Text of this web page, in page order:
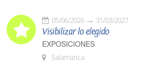
05/06/2026 31/03/2027
Visibilizar lo elegido
EXPOSICIONES
Salamanca